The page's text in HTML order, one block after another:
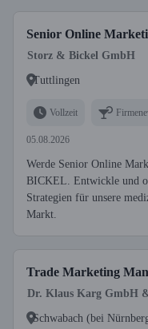
Senior Online
Storz & Bickel GmbH
Tuttlingen
Vollzeit
05.08.2026
Werde Senior Online
BICKEL. Entwickle und
Strategien für unsere
Markt.
Trade Marketing
Dr. Klaus Karg GmbH
Schwabach (bei